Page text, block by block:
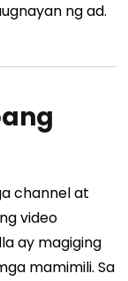
ng ad.
channel at
video
ay magiging
mamimili. Sa